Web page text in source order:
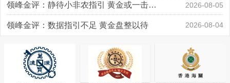
领峰金评：静待小非农指引 黄金或一击破局 2026-08-05
领峰金评：数据指引不足 黄金盘整以待 2026-08-04